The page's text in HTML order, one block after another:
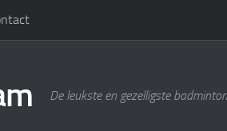
De leukste en gezelligste